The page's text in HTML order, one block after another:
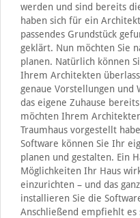
werden und sind bereits
haben sich für ein
passendes Grundstück
geklärt. Nun möchten Sie
planen. Natürlich können
Ihrem Architekten
genaue Vorstellungen und
das eigene Zuhause
möchten Ihrem
Traumhaus vorgestellt
Software können Sie Ihr
planen und gestalten. Ein
Möglichkeiten Ihr Haus
einzurichten – und das
installieren Sie die
Anschließend empfiehlt es